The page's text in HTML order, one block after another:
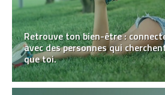
Retrouve ton bien-être :
avec des personnes qui
que toi.